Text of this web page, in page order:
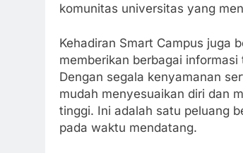
komunitas universitas yang
Kehadiran Smart Campus juga
memberikan berbagai
Dengan segala kenyamanan
mudah menyesuaikan diri dan
tinggi. Ini adalah satu peluang
pada waktu mendatang.